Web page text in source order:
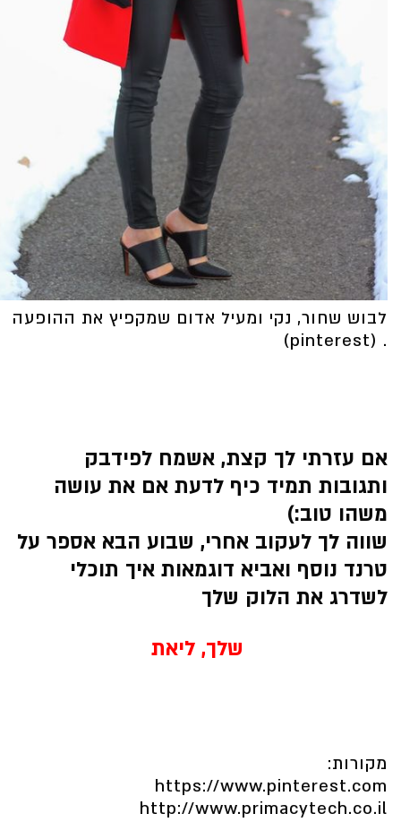
לבוש שחור, נקי ומעיל אדום שמקפיץ את ההופעה
. (pinterest)
אם עזרתי לך קצת, אשמח לפידבק
ותגובות תמיד כיף לדעת אם את עושה
משהו טוב:)
שווה לך לעקוב אחרי, שבוע הבא אספר על
טרנד נוסף ואביא דוגמאות איך תוכלי
לשדרג את הלוק שלך
שלך, ליאת
מקורות:
https://www.pinterest.com
http://www.primacytech.co.il